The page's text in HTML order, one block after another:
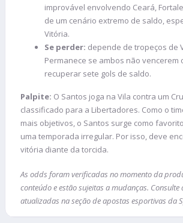
improvável envolvendo Ceará,
de um cenário extremo de saldo,
Vitória.
Se perder: depende de tropeços de
Permanece se ambos não vencerem
recuperar sete gols de saldo.
Palpite: O Santos joga na Vila contra um
classificado para a Libertadores. Como o
mais objetivos, o Santos surge como
uma temporada irregular. Por isso, deve
vitória diante da torcida.
As odds foram verificadas no momento da
conteúdo e estão sujeitas a mudanças. Consulte
atualizadas na seção de apostas esportivas da